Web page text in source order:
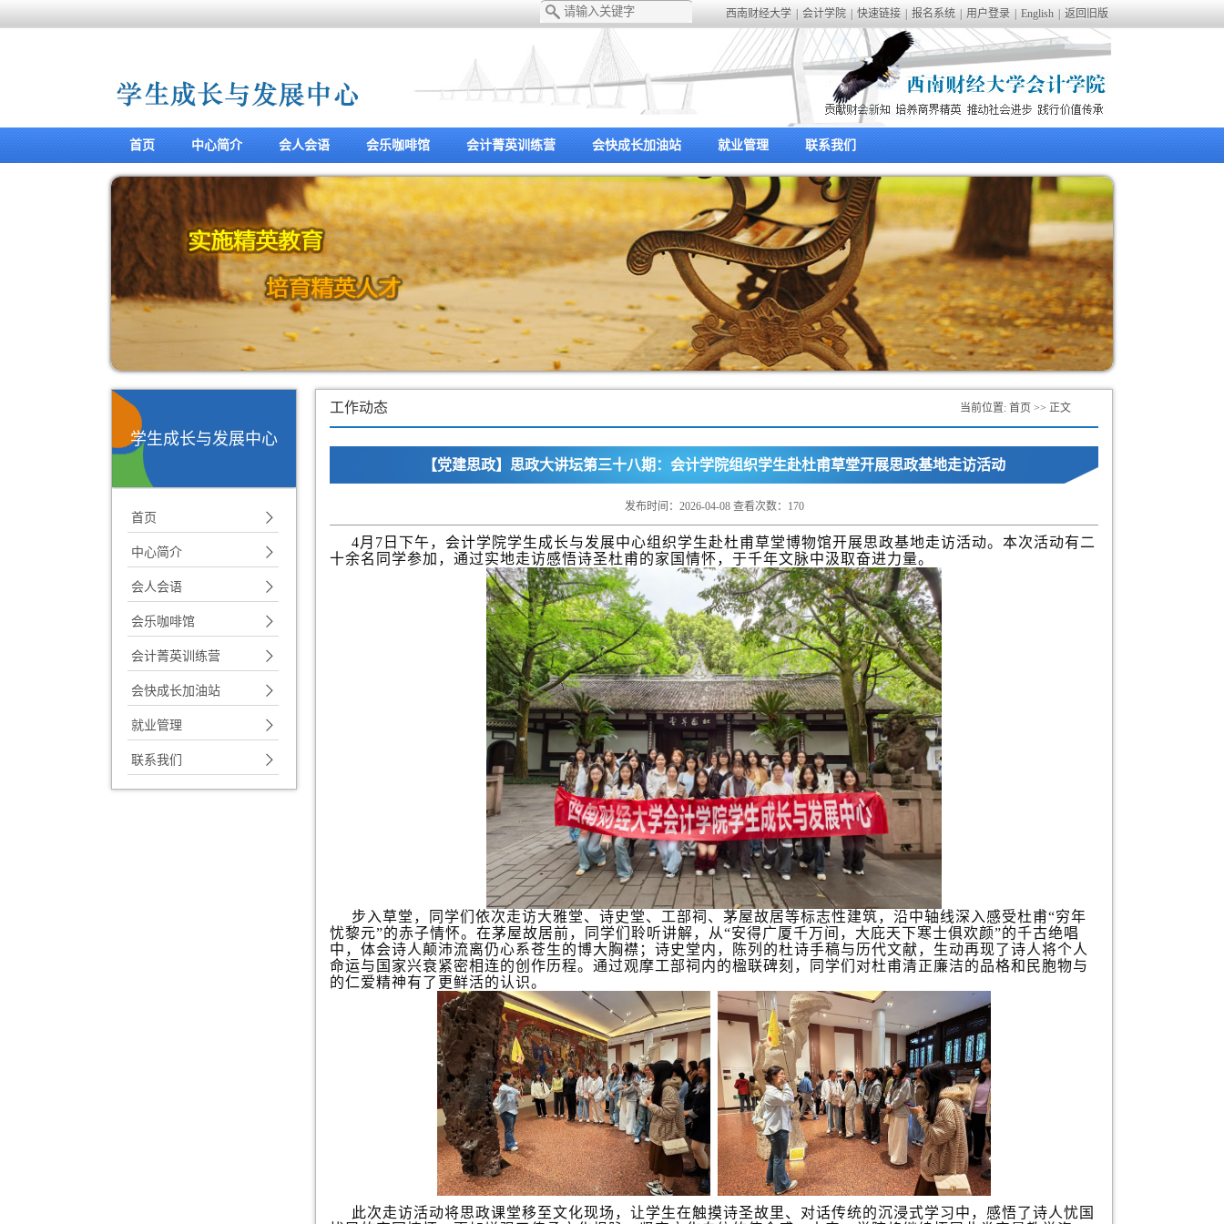
西南财经大学 会计学院 快速链接 报名系统 用户登录 English 返回旧版
首页 中心简介 会人会语 会乐咖啡馆 会计菁英训练营 会快成长加油站 就业管理 联系我们
学生成长与发展中心
首页
中心简介
会人会语
会乐咖啡馆
会计菁英训练营
会快成长加油站
就业管理
联系我们
工作动态 当前位置: 首页 >> 正文
【党建思政】思政大讲坛第三十八期：会计学院组织学生赴杜甫草堂开展思政基地走访活动
发布时间：2026-04-08 查看次数： 170
4月7日下午，会计学院学生成长与发展中心组织学生赴杜甫草堂博物馆开展思政基地走访活动。本次活动有二
十余名同学参加，通过实地走访感悟诗圣杜甫的家国情怀，于千年文脉中汲取奋进力量。
步入草堂，同学们依次走访大雅堂、诗史堂、工部祠、茅屋故居等标志性建筑，沿中轴线深入感受杜甫“穷年
忧黎元”的赤子情怀。在茅屋故居前，同学们聆听讲解，从“安得广厦千万间，大庇天下寒士俱欢颜”的千古绝唱
中，体会诗人颠沛流离仍心系苍生的博大胸襟；诗史堂内，陈列的杜诗手稿与历代文献，生动再现了诗人将个人
命运与国家兴衰紧密相连的创作历程。通过观摩工部祠内的楹联碑刻，同学们对杜甫清正廉洁的品格和民胞物与
的仁爱精神有了更鲜活的认识。
此次走访活动将思政课堂移至文化现场，让学生在触摸诗圣故里、对话传统的沉浸式学习中，感悟了诗人忧国